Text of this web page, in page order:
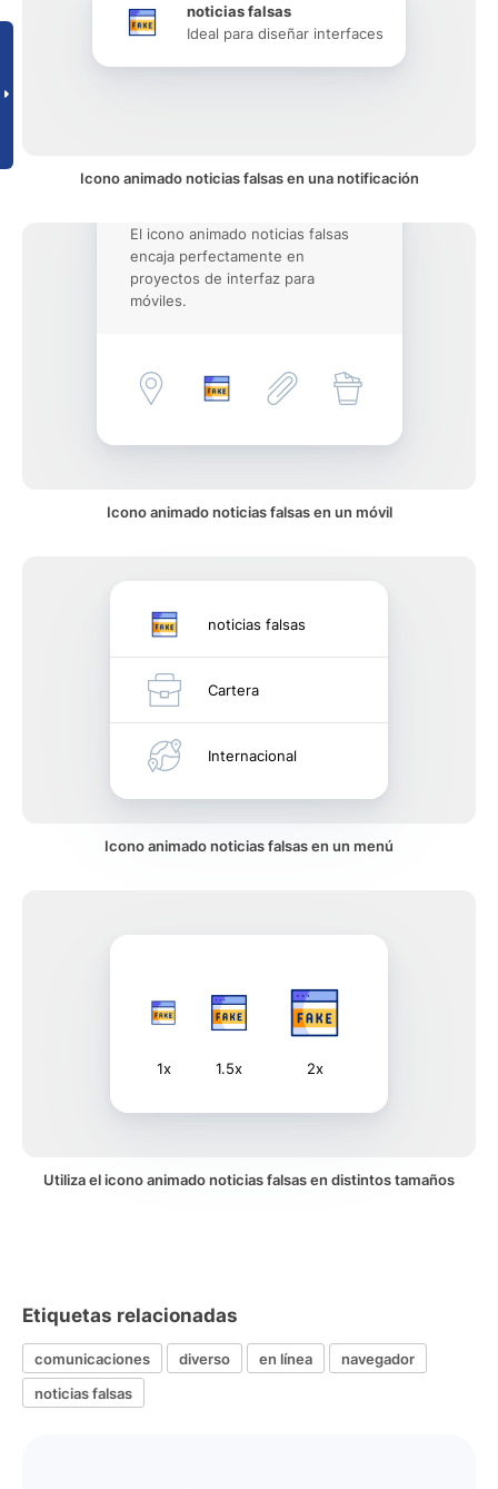
noticias falsas
Ideal para diseñar interfaces
Icono animado noticias falsas en una notificación
El icono animado noticias falsas
encaja perfectamente en
proyectos de interfaz para
móviles.
Icono animado noticias falsas en un móvil
noticias falsas
Cartera
Internacional
Icono animado noticias falsas en un menú
1x 1.5x 2x
Utiliza el icono animado noticias falsas en distintos tamaños
Etiquetas relacionadas
comunicaciones diverso en línea
navegador
noticias falsas